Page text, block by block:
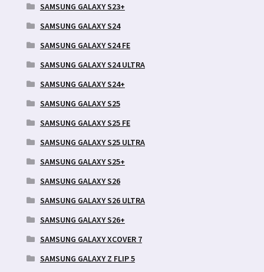
SAMSUNG GALAXY S23+
SAMSUNG GALAXY S24
SAMSUNG GALAXY S24 FE
SAMSUNG GALAXY S24 ULTRA
SAMSUNG GALAXY S24+
SAMSUNG GALAXY S25
SAMSUNG GALAXY S25 FE
SAMSUNG GALAXY S25 ULTRA
SAMSUNG GALAXY S25+
SAMSUNG GALAXY S26
SAMSUNG GALAXY S26 ULTRA
SAMSUNG GALAXY S26+
SAMSUNG GALAXY XCOVER 7
SAMSUNG GALAXY Z FLIP 5